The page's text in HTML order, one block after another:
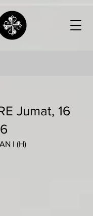
Jumat, 16
I (H)